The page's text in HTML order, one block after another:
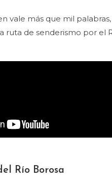
vale más que mil
ruta de senderismo por el
Río Borosa